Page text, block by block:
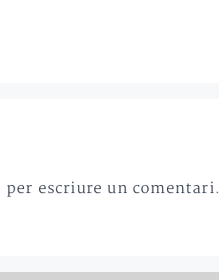
per escriure un comentari.